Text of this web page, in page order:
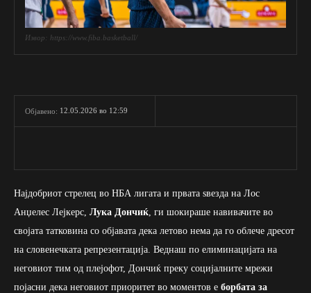
Извор: https://www.fiba.basketball/
Објавено: 12.05.2026 во 12:59
Најдобриот стрелец во НБА лигата и првата ѕвезда на Лос
Анџелес Лејкерс, Лука Дончиќ , ги шокираше навивачите во
својата татковина со објавата дека летово нема да го облече дресот
на словенечката репрезентација. Веднаш по елиминацијата на
неговиот тим од плејофот, Дончиќ преку социјалните мрежи
појасни дека неговиот приоритет во моментов е борбата за